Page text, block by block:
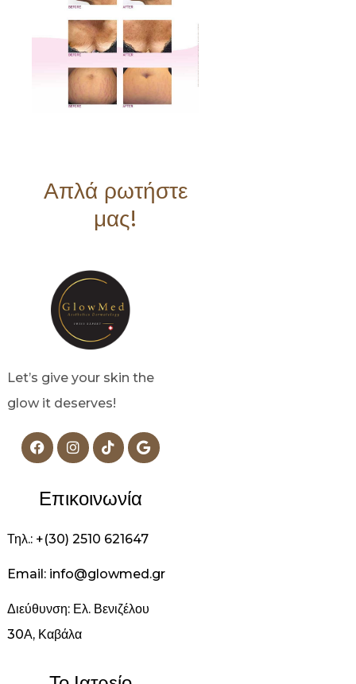
Απλά ρωτήστε
μας!
Let’s give your skin the
glow it deserves!
Επικοινωνία
Τηλ.: +(30) 2510 621647
Email: info@glowmed.gr
Διεύθυνση: Ελ. Βενιζέλου
30Α, Καβάλα